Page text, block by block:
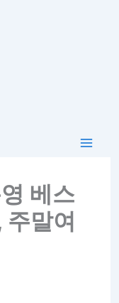
베스
주말여